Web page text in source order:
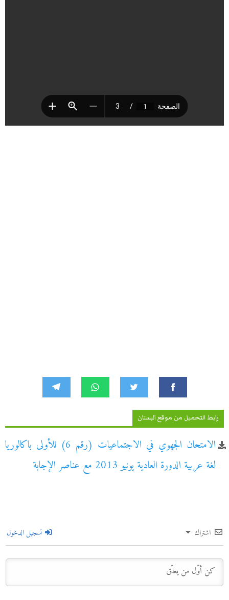
رابط التحميل من موقع البستان
الامتحان الجهوي في الاجتماعيات (رقم 6) للأولى باكالوريا
لغة عربية الدورة العادية يونيو 2013 مع عناصر الإجابة
اشتراك تسجيل الدخول